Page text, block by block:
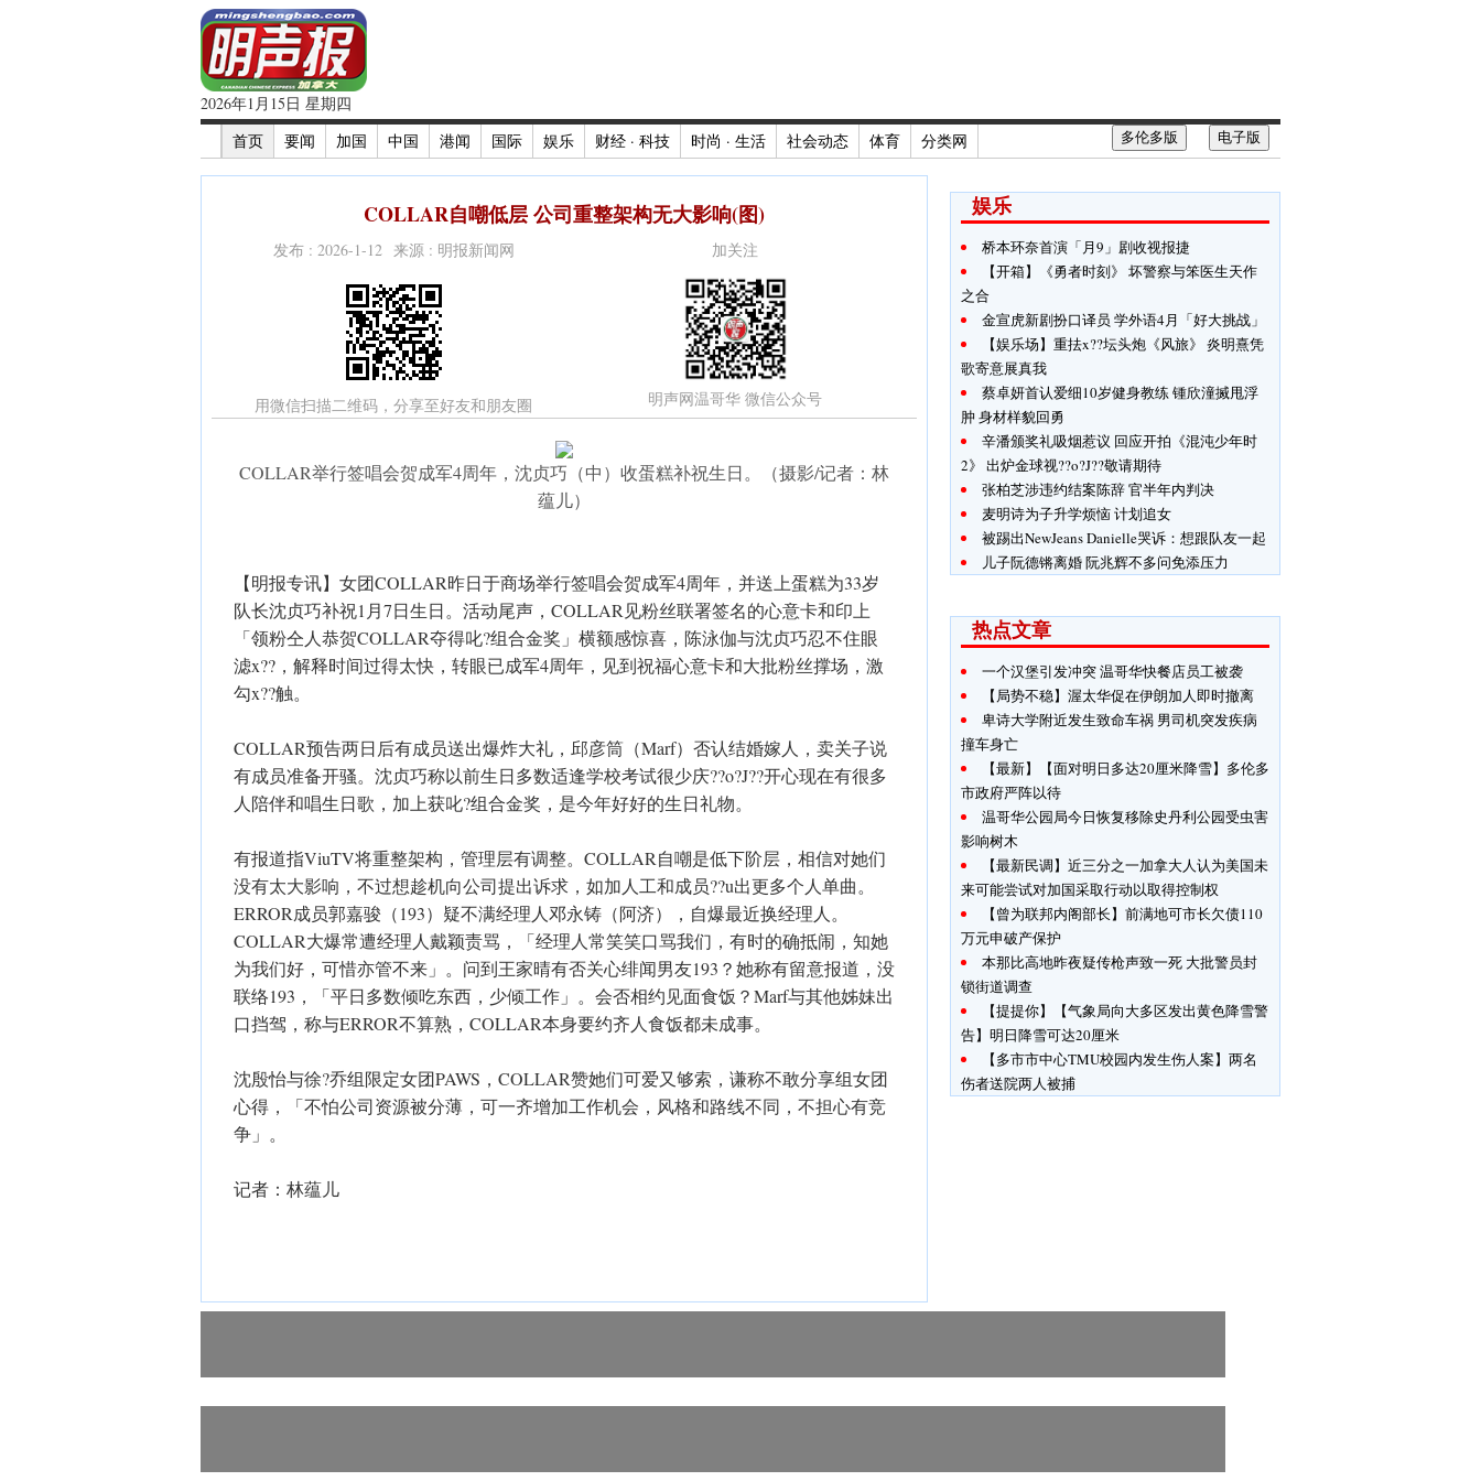
2026年1月15日 星期四
首页
要闻 加国 中国 港闻 国际 娱乐 财经 · 科技 时尚 · 生活 社会动态 体育 分类网 电子版
多伦多版
COLLAR自嘲低层 公司重整架构无大影响(图)
发布 : 2026-1-12 来源 : 明报新闻网
用微信扫描二维码，分享至好友和朋友圈
加关注
明声网温哥华 微信公众号
COLLAR举行签唱会贺成军4周年，沈贞巧（中）收蛋糕补祝生日。（摄影/记者：林
蕴儿）
【明报专讯】女团COLLAR昨日于商场举行签唱会贺成军4周年，并送上蛋糕为33岁
队长沈贞巧补祝1月7日生日。活动尾声，COLLAR见粉丝联署签名的心意卡和印上
「领粉仝人恭贺COLLAR夺得叱?组合金奖」横额感惊喜，陈泳伽与沈贞巧忍不住眼
滤x??，解释时间过得太快，转眼已成军4周年，见到祝福心意卡和大批粉丝撑场，激
勾x??触。
COLLAR预告两日后有成员送出爆炸大礼，邱彦筒（Marf）否认结婚嫁人，卖关子说
有成员准备开骚。沈贞巧称以前生日多数适逢学校考试很少庆??o?J??开心现在有很多
人陪伴和唱生日歌，加上获叱?组合金奖，是今年好好的生日礼物。
有报道指ViuTV将重整架构，管理层有调整。COLLAR自嘲是低下阶层，相信对她们
没有太大影响，不过想趁机向公司提出诉求，如加人工和成员??u出更多个人单曲。
ERROR成员郭嘉骏（193）疑不满经理人邓永铸（阿济），自爆最近换经理人。
COLLAR大爆常遭经理人戴颖责骂，「经理人常笑笑口骂我们，有时的确抵闹，知她
为我们好，可惜亦管不来」。问到王家晴有否关心绯闻男友193？她称有留意报道，没
联络193，「平日多数倾吃东西，少倾工作」。会否相约见面食饭？Marf与其他姊妹出
口挡驾，称与ERROR不算熟，COLLAR本身要约齐人食饭都未成事。
沈殷怡与徐?乔组限定女团PAWS，COLLAR赞她们可爱又够索，谦称不敢分享组女团
心得，「不怕公司资源被分薄，可一齐增加工作机会，风格和路线不同，不担心有竞
争」。
记者：林蕴儿
娱乐
桥本环奈首演「月9」剧收视报捷
【开箱】《勇者时刻》 坏警察与笨医生天作
之合
金宣虎新剧扮口译员 学外语4月「好大挑战」
【娱乐场】重抾x??坛头炮《风旅》 炎明熹凭
歌寄意展真我
蔡卓妍首认爱细10岁健身教练 锺欣潼搣甩浮
肿 身材样貌回勇
辛潘颁奖礼吸烟惹议 回应开拍《混沌少年时
2》 出炉金球视??o?J??敬请期待
张柏芝涉违约结案陈辞 官半年内判决
麦明诗为子升学烦恼 计划追女
被踢出NewJeans Danielle哭诉：想跟队友一起
儿子阮德锵离婚 阮兆辉不多问免添压力
热点文章
一个汉堡引发冲突 温哥华快餐店员工被袭
【局势不稳】渥太华促在伊朗加人即时撤离
卑诗大学附近发生致命车祸 男司机突发疾病
撞车身亡
【最新】【面对明日多达20厘米降雪】多伦多
市政府严阵以待
温哥华公园局今日恢复移除史丹利公园受虫害
影响树木
【最新民调】近三分之一加拿大人认为美国未
来可能尝试对加国采取行动以取得控制权
【曾为联邦内阁部长】前满地可市长欠债110
万元申破产保护
本那比高地昨夜疑传枪声致一死 大批警员封
锁街道调查
【提提你】【气象局向大多区发出黄色降雪警
告】明日降雪可达20厘米
【多市市中心TMU校园内发生伤人案】两名
伤者送院两人被捕